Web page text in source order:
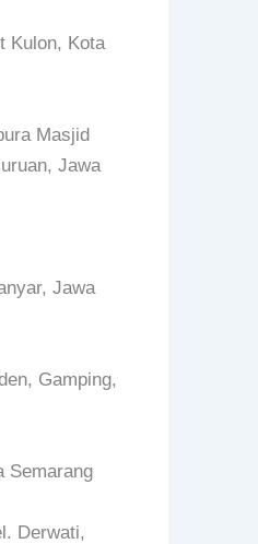
Kulon, Kota
Masjid
Jawa
Jawa
Gamping,
Semarang
Derwati,